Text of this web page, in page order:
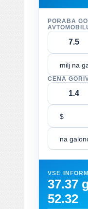
PORABA
milj na
CENA
$
na
VSE
37.37
52.32